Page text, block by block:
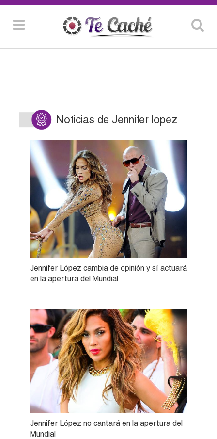
Noticias de Jennifer lopez
Jennifer López cambia de opinión y sí actuará
en la apertura del Mundial
Jennifer López no cantará en la apertura del
Mundial